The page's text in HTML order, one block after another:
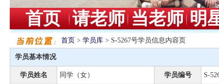
首页 请老师 当老师 明
首页 > 学员库 > S-5267号学员信息内容页
学员基本情况
学员姓名 同学（女） 学员编号 S-